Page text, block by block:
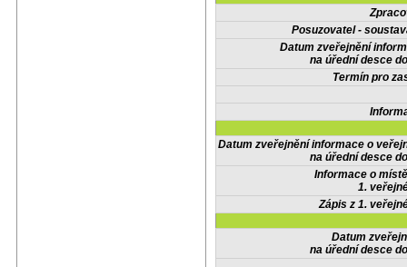
Posuzovatel -
Datum zveřejnění
na úřední desce
Termín pro
Datum zveřejnění informace o
na úřední desce
Informace o
1.
Zápis z 1.
Datum
na úřední desce